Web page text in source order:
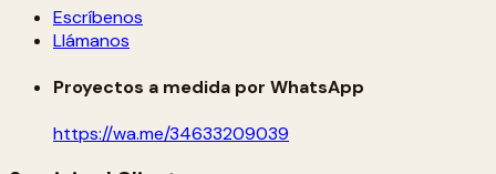
Escríbenos
Llámanos
Proyectos a medida por WhatsApp
https://wa.me/34633209039